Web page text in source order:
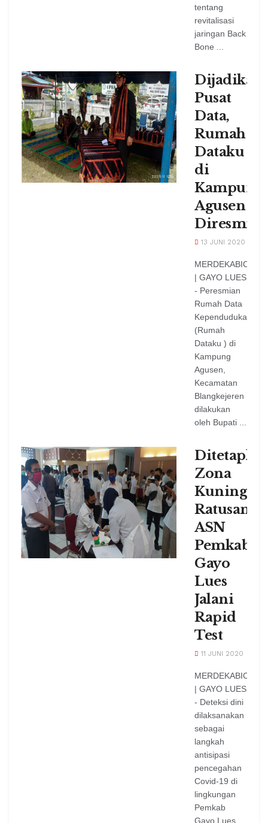
tentang
revitalisasi
jaringan Back
Bone ...
Dijadikan
Pusat
Data,
Rumah
Dataku
di
Kampung
Agusen
13 JUNI 2020
| GAYO LUES
- Peresmian
Rumah Data
Kependudukan
(Rumah
Dataku ) di
Kampung
Agusen,
Kecamatan
Blangkejeren
dilakukan
oleh Bupati ...
Zona
Kuning,
Ratusan
ASN
Pemkab
Gayo
Lues
Jalani
Rapid
Test
11 JUNI 2020
| GAYO LUES
- Deteksi dini
dilaksanakan
sebagai
langkah
antisipasi
pencegahan
Covid-19 di
lingkungan
Pemkab
Gayo Lues.